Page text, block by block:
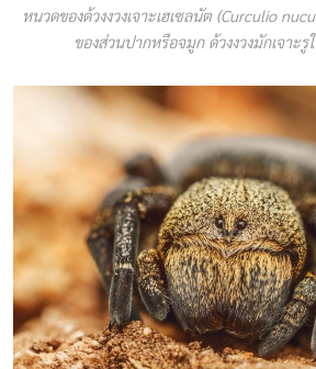
หนวดของด้วงงวงเจาะเฮเซลนัต (Curculio
ของส่วนปากหรือจมูก ด้วงงวงมักเจาะรู